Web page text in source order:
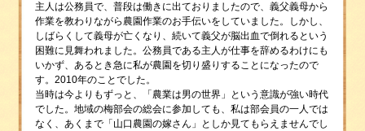
主人は公務員で、普段は働きに出ておりましたので、義父義母から
作業を教わりながら農園作業のお手伝いをしていました。しかし、
しばらくして義母が亡くなり、続いて義父が脳出血で倒れるという
困難に見舞われました。公務員である主人が仕事を辞めるわけにも
いかず、あるとき急に私が農園を切り盛りすることになったので
す。2010年のことでした。
当時は今よりもずっと、「農業は男の世界」という意識が強い時代
でした。地域の梅部会の総会に参加しても、私は部会員の一人では
なく、あくまで「山口農園の嫁さん」としか見てもらえませんでし